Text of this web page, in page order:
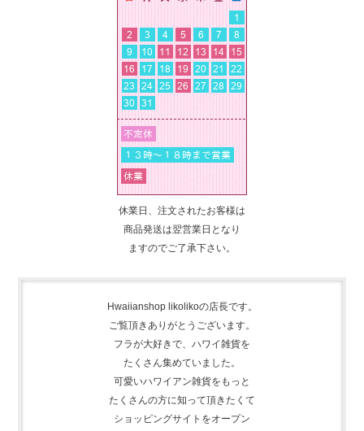
休業日、注文されたお客様は
商品発送は翌営業日となり
ますのでご了承下さい。
Hwaiianshop likolikoの店長です。
ご覧頂きありがとうございます。
フラが大好きで、 ハワイ雑貨を
たくさん集めていました。
可愛いハワイアン雑貨をもっと
たくさんの方に知って頂きたくて
ショッピングサイトをオープン